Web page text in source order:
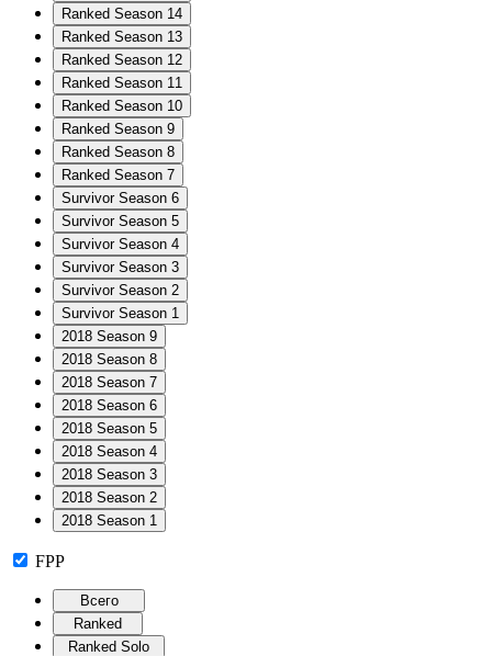
Ranked Season 14
Ranked Season 13
Ranked Season 12
Ranked Season 11
Ranked Season 10
Ranked Season 9
Ranked Season 8
Ranked Season 7
Survivor Season 6
Survivor Season 5
Survivor Season 4
Survivor Season 3
Survivor Season 2
Survivor Season 1
2018 Season 9
2018 Season 8
2018 Season 7
2018 Season 6
2018 Season 5
2018 Season 4
2018 Season 3
2018 Season 2
2018 Season 1
FPP
Всего
Ranked
Ranked Solo